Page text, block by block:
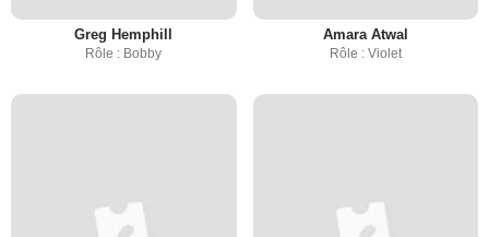
Greg Hemphill
Rôle : Bobby
Amara Atwal
Rôle : Violet